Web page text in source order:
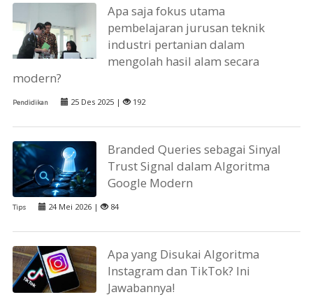
Apa saja fokus utama
pembelajaran jurusan teknik
industri pertanian dalam
mengolah hasil alam secara
modern?
Pendidikan 25 Des 2025 | 192
Branded Queries sebagai Sinyal
Trust Signal dalam Algoritma
Google Modern
Tips 24 Mei 2026 | 84
Apa yang Disukai Algoritma
Instagram dan TikTok? Ini
Jawabannya!